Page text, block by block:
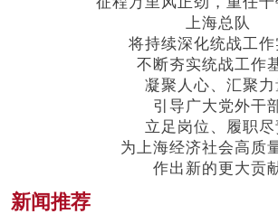
上海总队
将持续深化统战工
不断夯实统战工作
凝聚人心、汇聚
引导广大党外干
立足岗位、履职
为上海经济社会高质
作出新的更大贡
新闻推荐